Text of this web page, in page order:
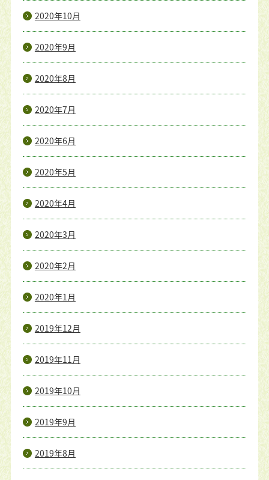
2020年10月
2020年9月
2020年8月
2020年7月
2020年6月
2020年5月
2020年4月
2020年3月
2020年2月
2020年1月
2019年12月
2019年11月
2019年10月
2019年9月
2019年8月